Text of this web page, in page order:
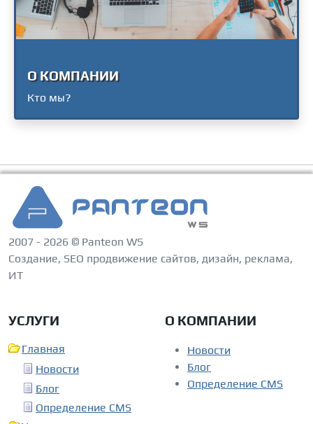
О КОМПАНИИ
Кто мы?
2007 - 2026 © Panteon WS
Создание, SEO продвижение сайтов, дизайн, реклама,
ИТ
УСЛУГИ
Главная
Новости
Блог
Определение CMS
О КОМПАНИИ
Новости
Блог
Определение CMS